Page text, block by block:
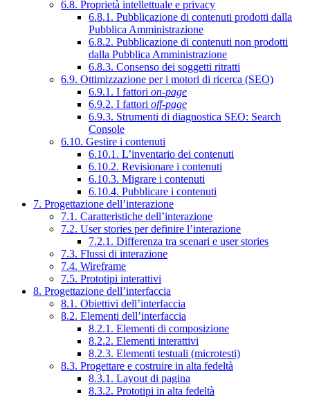
6.8. Proprietà intellettuale e privacy
6.8.1. Pubblicazione di contenuti prodotti dalla
Pubblica Amministrazione
6.8.2. Pubblicazione di contenuti non prodotti
dalla Pubblica Amministrazione
6.8.3. Consenso dei soggetti ritratti
6.9. Ottimizzazione per i motori di ricerca (SEO)
6.9.1. I fattori on-page
6.9.2. I fattori off-page
6.9.3. Strumenti di diagnostica SEO: Search
Console
6.10. Gestire i contenuti
6.10.1. L’inventario dei contenuti
6.10.2. Revisionare i contenuti
6.10.3. Migrare i contenuti
6.10.4. Pubblicare i contenuti
7. Progettazione dell’interazione
7.1. Caratteristiche dell’interazione
7.2. User stories per definire l’interazione
7.2.1. Differenza tra scenari e user stories
7.3. Flussi di interazione
7.4. Wireframe
7.5. Prototipi interattivi
8. Progettazione dell’interfaccia
8.1. Obiettivi dell’interfaccia
8.2. Elementi dell’interfaccia
8.2.1. Elementi di composizione
8.2.2. Elementi interattivi
8.2.3. Elementi testuali (microtesti)
8.3. Progettare e costruire in alta fedeltà
8.3.1. Layout di pagina
8.3.2. Prototipi in alta fedeltà